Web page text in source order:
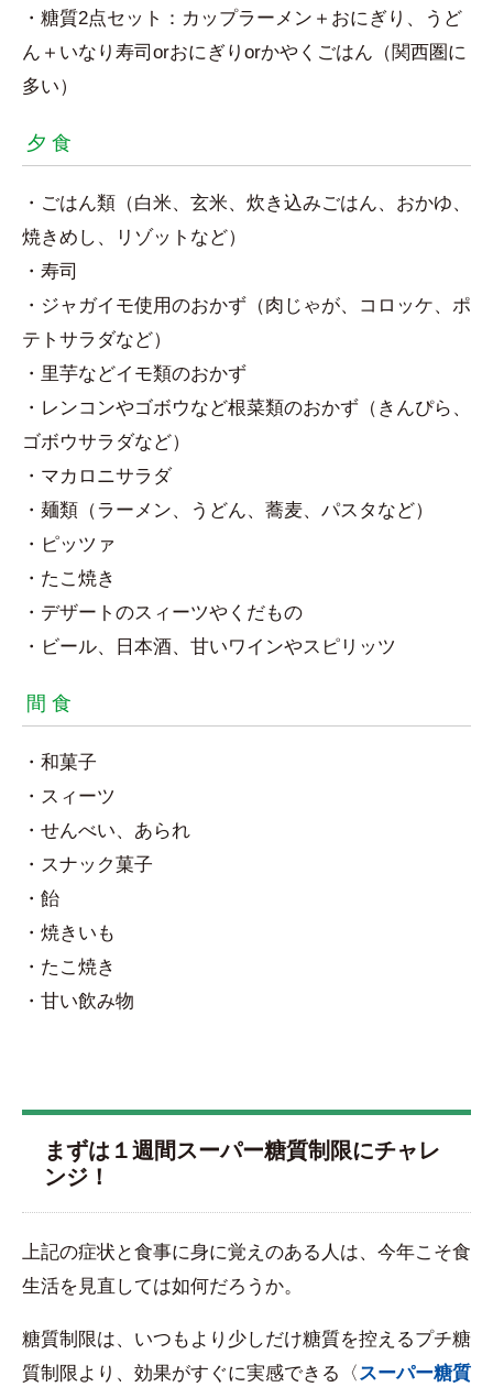
・糖質2点セット：カップラーメン＋おにぎり、うど
ん＋いなり寿司orおにぎりorかやくごはん（関西圏に
多い）
夕 食
・ごはん類（白米、玄米、炊き込みごはん、おかゆ、
焼きめし、リゾットなど）
・寿司
・ジャガイモ使用のおかず（肉じゃが、コロッケ、ポ
テトサラダなど）
・里芋などイモ類のおかず
・レンコンやゴボウなど根菜類のおかず（きんぴら、
ゴボウサラダなど）
・マカロニサラダ
・麺類（ラーメン、うどん、蕎麦、パスタなど）
・ピッツァ
・たこ焼き
・デザートのスィーツやくだもの
・ビール、日本酒、甘いワインやスピリッツ
間 食
・和菓子
・スィーツ
・せんべい、あられ
・スナック菓子
・飴
・焼きいも
・たこ焼き
・甘い飲み物
まずは１週間スーパー糖質制限にチャレ
ンジ！
上記の症状と食事に身に覚えのある人は、今年こそ食
生活を見直しては如何だろうか。
糖質制限は、いつもより少しだけ糖質を控えるプチ糖
質制限より、効果がすぐに実感できる〈スーパー糖質